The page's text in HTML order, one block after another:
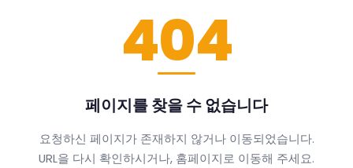
404
페이지를 찾을 수 없습니다
요청하신 페이지가 존재하지 않거나 이동되었습니다.
URL을 다시 확인하시거나, 홈페이지로 이동해 주세요.